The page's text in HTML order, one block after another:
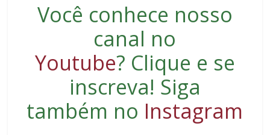
Você conhece nosso
canal no
Youtube? Clique e se
inscreva! Siga
também no Instagram